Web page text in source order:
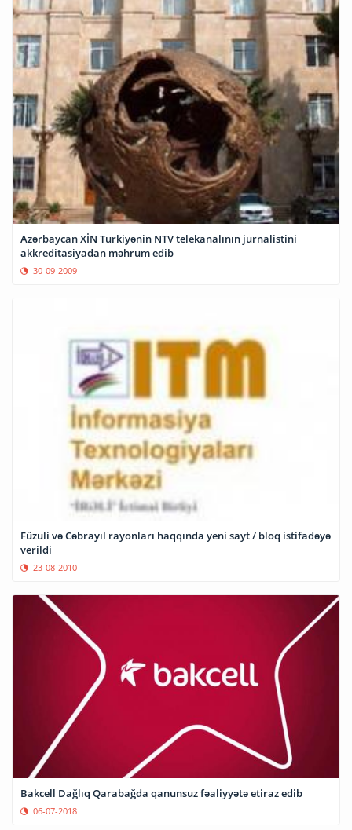
Azərbaycan XİN Türkiyənin NTV telekanalının jurnalistini
akkreditasiyadan məhrum edib
30-09-2009
Füzuli və Cəbrayıl rayonları haqqında yeni sayt / bloq istifadəyə
verildi
23-08-2010
Bakcell Dağlıq Qarabağda qanunsuz fəaliyyətə etiraz edib
06-07-2018